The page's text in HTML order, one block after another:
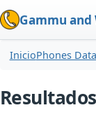
Gammu and
InicioPhones